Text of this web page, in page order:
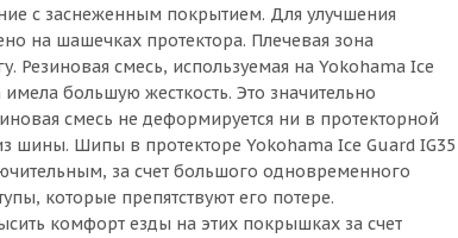
с заснеженным покрытием. Для улучшения
на шашечках протектора. Плечевая зона
Резиновая смесь, используемая на Yokohama Ice
большую жесткость. Это значительно
смесь не деформируется ни в протекторной
шины. Шипы в протекторе Yokohama Ice Guard IG35
за счет большого одновременного
которые препятствуют его потере.
комфорт езды на этих покрышках за счет